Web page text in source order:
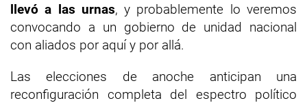
llevó a las urnas, y probablemente lo veremos
convocando a un gobierno de unidad nacional
con aliados por aquí y por allá.
Las elecciones de anoche anticipan una
reconfiguración completa del espectro político